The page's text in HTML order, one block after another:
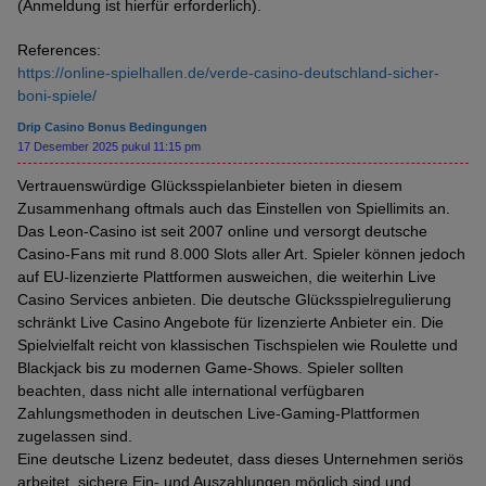
(Anmeldung ist hierfür erforderlich).
References:
https://online-spielhallen.de/verde-casino-deutschland-sicher-
boni-spiele/
Drip Casino Bonus Bedingungen
17 Desember 2025 pukul 11:15 pm
Vertrauenswürdige Glücksspielanbieter bieten in diesem
Zusammenhang oftmals auch das Einstellen von Spiellimits an.
Das Leon-Casino ist seit 2007 online und versorgt deutsche
Casino-Fans mit rund 8.000 Slots aller Art. Spieler können jedoch
auf EU-lizenzierte Plattformen ausweichen, die weiterhin Live
Casino Services anbieten. Die deutsche Glücksspielregulierung
schränkt Live Casino Angebote für lizenzierte Anbieter ein. Die
Spielvielfalt reicht von klassischen Tischspielen wie Roulette und
Blackjack bis zu modernen Game-Shows. Spieler sollten
beachten, dass nicht alle international verfügbaren
Zahlungsmethoden in deutschen Live-Gaming-Plattformen
zugelassen sind.
Eine deutsche Lizenz bedeutet, dass dieses Unternehmen seriös
arbeitet, sichere Ein- und Auszahlungen möglich sind und